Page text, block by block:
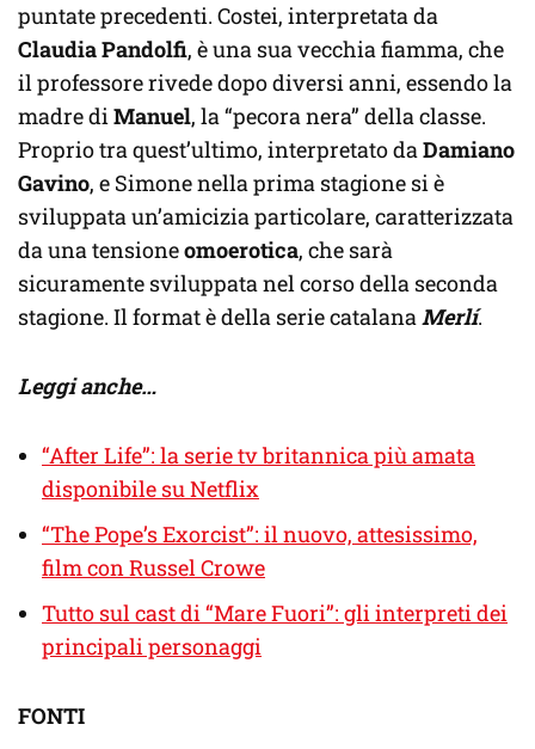
puntate precedenti. Costei, interpretata da
Claudia Pandolfi, è una sua vecchia fiamma, che
il professore rivede dopo diversi anni, essendo la
madre diManuel, la “pecora nera” della classe.
Proprio tra quest’ultimo, interpretato daDamiano
Gavino, e Simone nella prima stagione si è
sviluppata un’amicizia particolare, caratterizzata
da una tensioneomoerotica, che sarà
sicuramente sviluppata nel corso della seconda
stagione. Il format è della serie catalanaMerlí.
Leggi anche…
“After Life”: la serie tv britannica più amata
disponibile su Netflix
“The Pope’s Exorcist”: il nuovo, attesissimo,
film con Russel Crowe
Tutto sul cast di “Mare Fuori”: gli interpreti dei
principali personaggi
FONTI